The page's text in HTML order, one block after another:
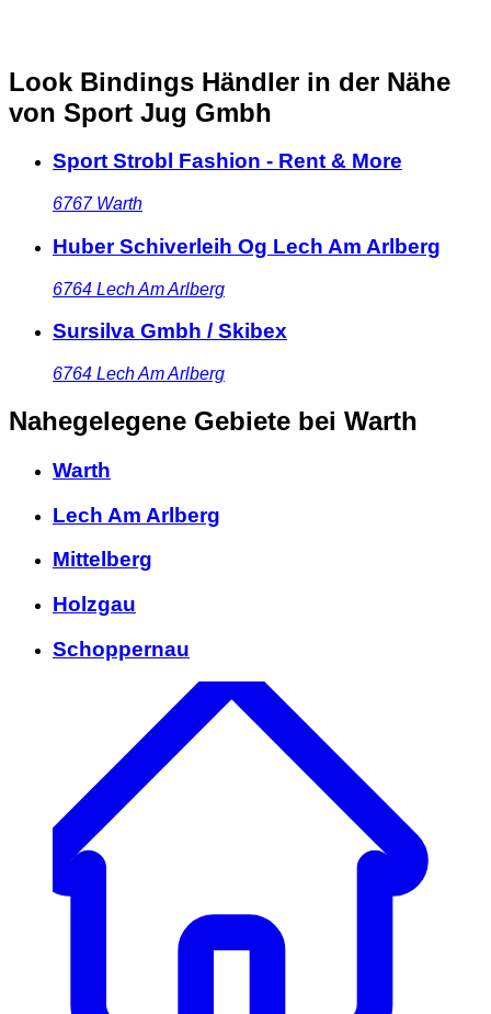
Look Bindings Händler in der Nähe
von Sport Jug Gmbh
Sport Strobl Fashion - Rent & More
6767 Warth
Huber Schiverleih Og Lech Am Arlberg
6764 Lech Am Arlberg
Sursilva Gmbh / Skibex
6764 Lech Am Arlberg
Nahegelegene Gebiete bei Warth
Warth
Lech Am Arlberg
Mittelberg
Holzgau
Schoppernau